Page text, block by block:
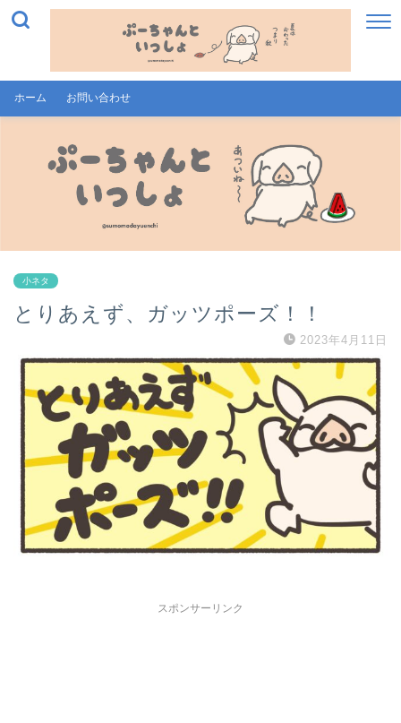
ホーム お問い合わせ
小ネタ
とりあえず、ガッツポーズ！！
2023年4月11日
スポンサーリンク